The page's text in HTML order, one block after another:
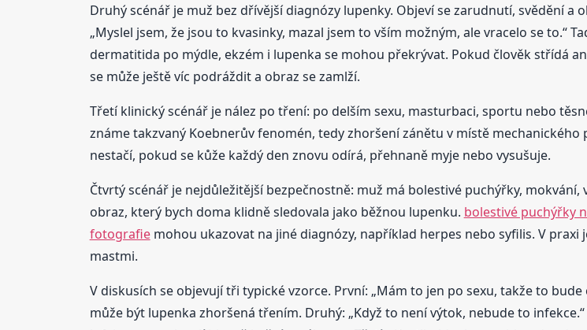
Druhý scénář je muž bez dřívější diagnózy lupenky. Objeví se zarudnutí, svědění
„Myslel jsem, že jsou to kvasinky, mazal jsem to vším možným, ale vracelo se to.“
dermatitida po mýdle, ekzém i lupenka se mohou překrývat. Pokud člověk střídá
se může ještě víc podráždit a obraz se zamlží.
Třetí klinický scénář je nález po tření: po delším sexu, masturbaci, sportu nebo
známe takzvaný Koebnerův fenomén, tedy zhoršení zánětu v místě
nestačí, pokud se kůže každý den znovu odírá, přehnaně myje nebo vysušuje.
Čtvrtý scénář je nejdůležitější bezpečnostně: muž má bolestivé puchýřky,
obraz, který bych doma klidně sledovala jako běžnou lupenku. bolestivé puchýřky
fotografiemohou ukazovat na jiné diagnózy, například herpes nebo syfilis. V
mastmi.
V diskusích se objevují tři typické vzorce. První: „Mám to jen po sexu, takže to
může být lupenka zhoršená třením. Druhý: „Když to není výtok, nebude to